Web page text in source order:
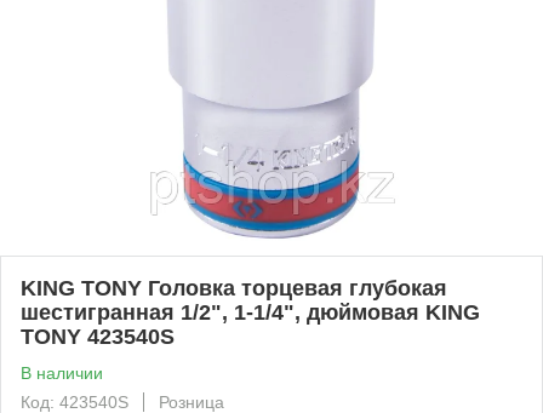
KING TONY Головка торцевая глубокая
шестигранная 1/2", 1-1/4", дюймовая KING
TONY 423540S
В наличии
Код: 423540S
Розница